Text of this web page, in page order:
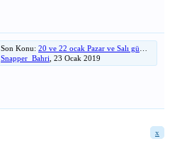
Son Konu: 20 ve 22 ocak Pazar ve Salı günü avlarım
Snapper_Bahri, 23 Ocak 2019
x